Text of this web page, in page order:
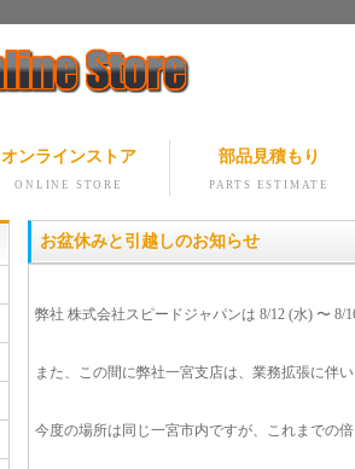
オンラインストア
ONLINE STORE
部品見積もり
PARTS ESTIMATE
お盆休みと引越しのお知らせ
弊社 株式会社スピードジャパンは 8/12 (水) 〜 8/
また、この間に弊社一宮支店は、業務拡張に伴
今度の場所は同じ一宮市内ですが、これまでの